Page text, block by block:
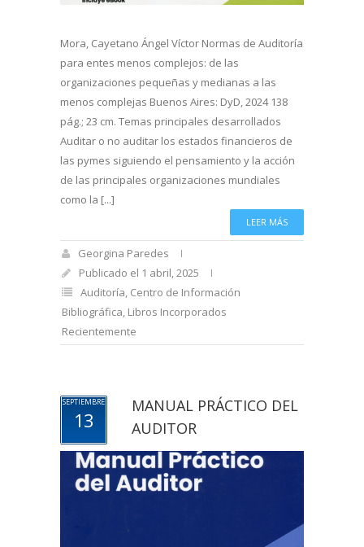
Mora, Cayetano Ángel Víctor Normas de Auditoría
para entes menos complejos: de las
organizaciones pequeñas y medianas a las
menos complejas Buenos Aires: DyD, 2024 138
pág.; 23 cm. Temas principales desarrollados
Auditar o no auditar los estados financieros de
las pymes siguiendo el pensamiento y la acción
de las principales organizaciones mundiales
como la [...]
LEER MÁS
Georgina Paredes
Publicado el 1 abril, 2025
Auditoría, Centro de Información
Bibliográfica, Libros Incorporados
Recientemente
SEPTIEMBRE
13
MANUAL PRÁCTICO DEL
AUDITOR